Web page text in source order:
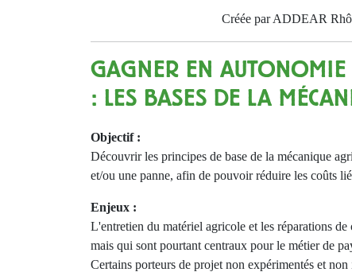
Créée par ADDEAR
GAGNER EN AUTONOMIE
: LES BASES DE LA
Objectif :
Découvrir les principes de base de la mécanique
et/ou une panne, afin de pouvoir réduire les coûts
Enjeux :
L'entretien du matériel agricole et les réparations
mais qui sont pourtant centraux pour le métier de
Certains porteurs de projet non expérimentés et